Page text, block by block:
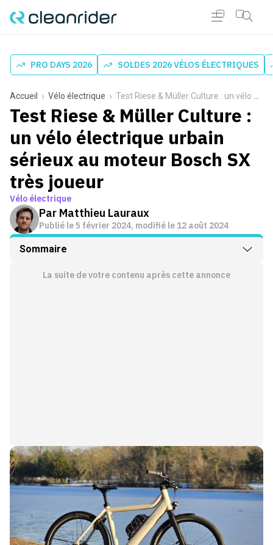
PRO DAYS 2026 SOLDES 2026 VÉLOS ÉLECTRIQUES
Accueil Vélo électrique Test Riese & Müller Culture : un vélo électrique urbain sérieux au moteur Bosch SX très joueur
Test Riese & Müller Culture :
un vélo électrique urbain
sérieux au moteur Bosch SX
très joueur
Vélo électrique
Par Matthieu Lauraux
Publié le 5 février 2024, modifié le 12 août 2024
Sommaire
La suite de votre contenu après cette annonce